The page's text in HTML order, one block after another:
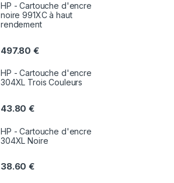
HP - Cartouche d'encre
noire 991XC à haut
rendement
497.80€
HP - Cartouche d'encre
304XL Trois Couleurs
43.80€
HP - Cartouche d'encre
304XL Noire
38.60€